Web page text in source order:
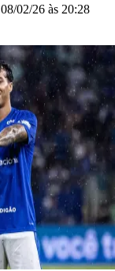
08/02/26 às 20:28